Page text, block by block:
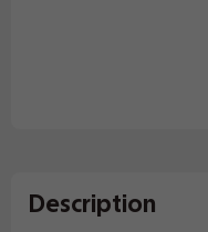
Description